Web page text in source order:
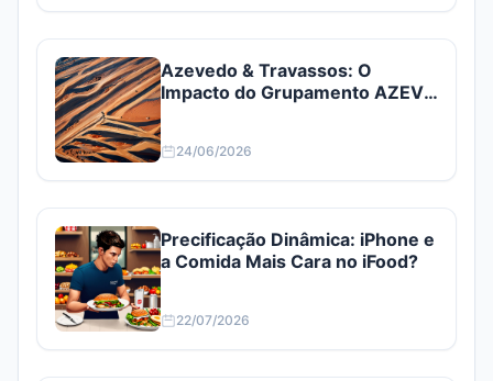
Azevedo & Travassos: O
Impacto do Grupamento AZEV3
24/06/2026
Precificação Dinâmica: iPhone e
a Comida Mais Cara no iFood?
22/07/2026